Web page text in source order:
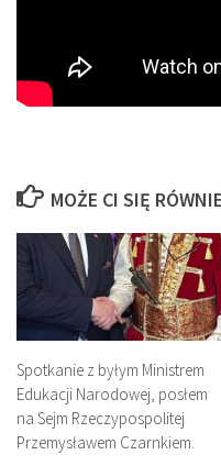
MOŻE CI SIĘ
Spotkanie z byłym Ministrem
Edukacji Narodowej, posłem
na Sejm Rzeczypospolitej
Przemysławem Czarnkiem.